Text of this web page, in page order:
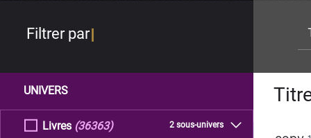
Filtrer par
UNIVERS
Livres 2 sous-univers
(36363)